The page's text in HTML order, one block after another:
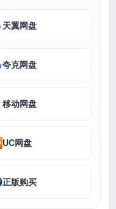
天翼网盘
夸克网盘
移动网盘
UC网盘
正版购买